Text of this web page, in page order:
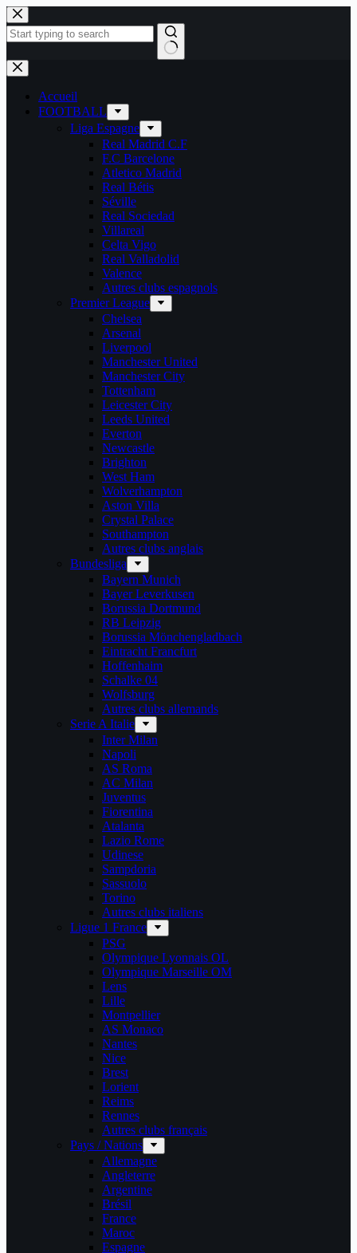
Passer
au
contenu
Aucun
résultat
Accueil
FOOTBALL
Liga Espagne
Real Madrid C.F
F.C Barcelone
Atletico Madrid
Real Bétis
Séville
Real Sociedad
Villareal
Celta Vigo
Real Valladolid
Valence
Autres clubs espagnols
Premier League
Chelsea
Arsenal
Liverpool
Manchester United
Manchester City
Tottenham
Leicester City
Leeds United
Everton
Newcastle
Brighton
West Ham
Wolverhampton
Aston Villa
Crystal Palace
Southampton
Autres clubs anglais
Bundesliga
Bayern Munich
Bayer Leverkusen
Borussia Dortmund
RB Leipzig
Borussia Mönchengladbach
Eintracht Francfurt
Hoffenhaim
Schalke 04
Wolfsburg
Autres clubs allemands
Serie A Italie
Inter Milan
Napoli
AS Roma
AC Milan
Juventus
Fiorentina
Atalanta
Lazio Rome
Udinese
Sampdoria
Sassuolo
Torino
Autres clubs italiens
Ligue 1 France
PSG
Olympique Lyonnais OL
Olympique Marseille OM
Lens
Lille
Montpellier
AS Monaco
Nantes
Nice
Brest
Lorient
Reims
Rennes
Autres clubs français
Pays / Nations
Allemagne
Angleterre
Argentine
Brésil
France
Maroc
Espagne